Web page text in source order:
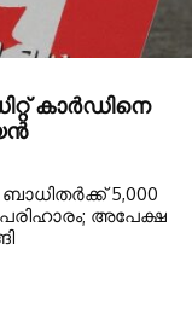
കാർഡിനെ
ബാധിതർക്ക് 5,000
അപേക്ഷ